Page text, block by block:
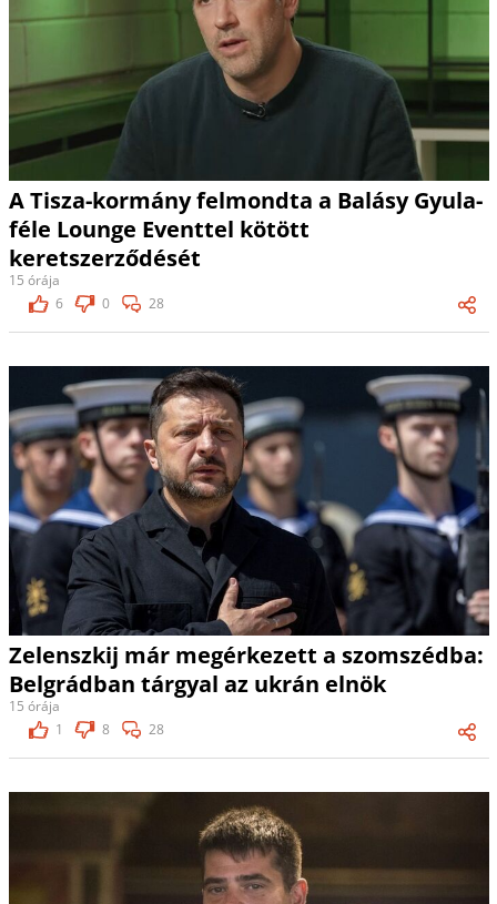
A Tisza-kormány felmondta a Balásy Gyula-
féle Lounge Eventtel kötött
keretszerződését
15 órája
6
0 28
Zelenszkij már megérkezett a szomszédba:
Belgrádban tárgyal az ukrán elnök
15 órája
1
8 28